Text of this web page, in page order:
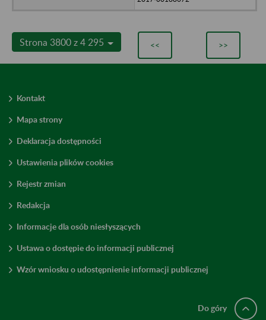
Strona 3800 z 4 295 << >>
Kontakt
Mapa strony
Deklaracja dostępności
Ustawienia plików cookies
Rejestr zmian
Redakcja
Informacje dla osób niesłyszących
Ustawa o dostępie do informacji publicznej
Wzór wniosku o udostępnienie informacji publicznej
Do góry